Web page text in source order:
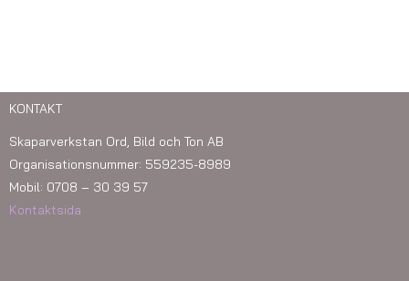
KONTAKT
Skaparverkstan Ord, Bild och Ton AB
Organisationsnummer: 559235-8989
Mobil: 0708 – 30 39 57
Kontaktsida